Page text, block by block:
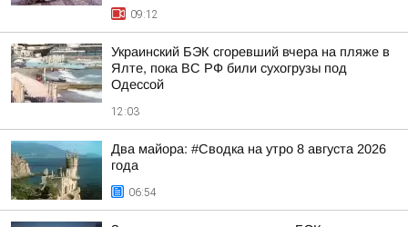
09:12
Украинский БЭК сгоревший вчера на пляже в
Ялте, пока ВС РФ били сухогрузы под
Одессой
12:03
Два майора: #Сводка на утро 8 августа 2026
года
06:54